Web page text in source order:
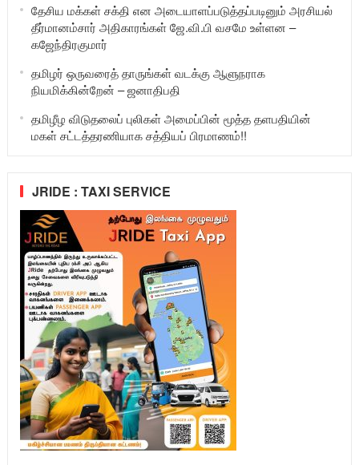
தேசிய மக்கள் சக்தி என அடையாளப்படுத்தப்படினும் அரசியல்
தீர்மானம்சார் அதிகாரங்கள் ஜே.வி.பி வசமே உள்ளன –
கஜேந்திரகுமார்
தமிழர் ஒருவரைத் தாருங்கள் வடக்கு ஆளுநராக
நியமிக்கின்றேன் – ஜனாதிபதி
தமிழீழ விடுதலைப் புலிகள் அமைப்பின் மூத்த தளபதியின்
மகள் சட்டத்தரணியாக சத்தியப் பிரமாணம்!!
JRIDE : TAXI SERVICE